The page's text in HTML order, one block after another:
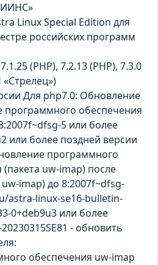
Linux Special Edition для
российских программ
(PHP), 7.2.13 (PHP), 7.3.0
Для php7.0: Обновление
программного обеспечения
5 или более
или более поздней версии
программного
uw-imap) после
imap) до 8:2007f~dfsg-
astra-linux-se16-bulletin-
0+deb9u3 или более
- обновить
обеспечения uw-imap